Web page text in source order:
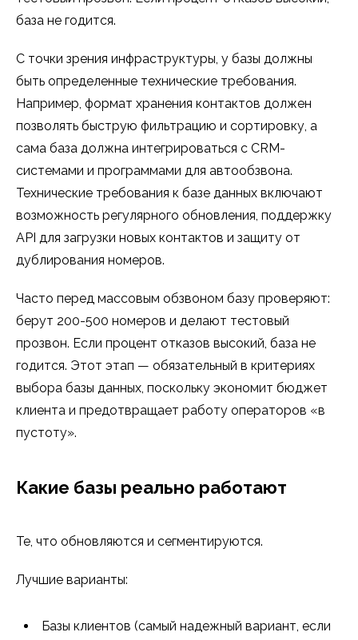
база не годится.
С точки зрения инфраструктуры, у базы должны
быть определенные технические требования.
Например, формат хранения контактов должен
позволять быструю фильтрацию и сортировку, а
сама база должна интегрироваться с CRM-
системами и программами для автообзвона.
Технические требования к базе данных включают
возможность регулярного обновления, поддержку
API для загрузки новых контактов и защиту от
дублирования номеров.
Часто перед массовым обзвоном базу проверяют:
берут 200-500 номеров и делают тестовый
прозвон. Если процент отказов высокий, база не
годится. Этот этап — обязательный в критериях
выбора базы данных, поскольку экономит бюджет
клиента и предотвращает работу операторов «в
пустоту».
Какие базы реально работают
Те, что обновляются и сегментируются.
Лучшие варианты:
Базы клиентов (самый надежный вариант, если